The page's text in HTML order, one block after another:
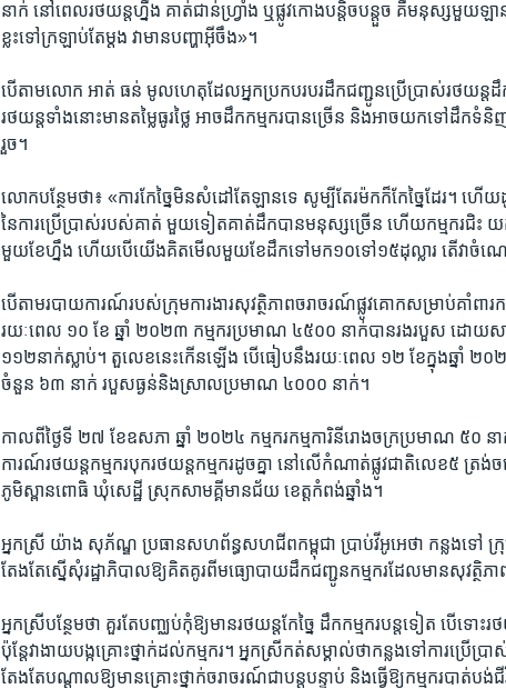
នាក់ ​នៅ​ពេល​រថយន្ត​ហ្នឹង ​គាត់ជាន់​ហ្វ្រាំង ឬ​ផ្លូវ​កោង​បន្តិច​បន្តួច គឺ​មនុស្ស​មួយ​
ខ្លះ​ទៅ​ក្រឡាប់​តែ​ម្តង វា​មាន​បញ្ហា​អ៊ីចឹង»។
បើ​តាម​លោក ​អាត់ ធន់ មូល​ហេតុ​ដែល​អ្នក​ប្រកប​របរ​ដឹក​ជញ្ជូន​ប្រើ​ប្រាស់​រថយន្ត​
រថយន្ត​ទាំង​នោះ​មាន​តម្លៃ​ធូរ​ថ្លៃ ​អាច​ដឹក​កម្មករ​បាន​ច្រើន ​និង​អាច​យក​ទៅ​ដឹក​ទំនិ
រួច។
លោក​បន្ថែម​ថា៖ «ការ​កែច្នៃ​មិន​សំដៅ​តែ​ឡាន​ទេ សូម្បី​តែ​រម៉ក​ក៏​កែច្នៃ​ដែរ។
នៃ​ការ​ប្រើប្រាស់​របស់​គាត់ ​មួ​យទៀត​គាត់​ដឹក​បាន​មនុស្ស​ច្រើន ហើយ​កម្មករ​ជិះ យ
មួយ​ខែ​ហ្នឹង ហើយ​បើ​យើង​គិ​តមើល​មួយ​ខែ​ដឹក​ទៅ​មក​១០​ទៅ​១៥​ដុល្លារ​ តើ​វា​ចំណ
បើ​តាម​របាយ​ការណ៍​របស់​ក្រុម​ការងារ​សុវត្ថិភាព​ចរា​ចរណ៍​ផ្លូវ​គោក​សម្រាប់​គាំពារ​
រយៈ​ពេល​ ១០​ ខែ ឆ្នាំ ២០២៣ ​កម្មករ​ប្រមាណ​ ៤៥០០​ នាក់​បាន​រង​របួស ​ដោយ​ស
១១២​នាក់​ស្លាប់​។ តួលេខ​នេះ​កើន​ឡើង បើ​ធៀប​នឹង​រយៈ​ពេល​ ១២ ​ខែ​ក្នុង​ឆ្នាំ​ ២០
ចំនួន​ ៦៣ ​នាក់ របួស​ធ្ងន់និង​ស្រាល​ប្រមាណ​ ៤០០០ ​នាក់។
កាល​ពី​ថ្ងៃ​ទី​ ២៧ ខែ​ឧសភា ឆ្នាំ​ ២០២៤ កម្មករ​កម្មការិនី​រោងចក្រ​ប្រមាណ ​៥០
ការណ៍​រថយន្ត​កម្មករ​បុក​រថយន្ត​កម្មករ​ដូច​គ្នា នៅ​លើ​កំណាត់​ផ្លូវ​ជាតិលេខ​៥ ​ត្រង់​
ភូមិ​ស្ពាន​ពោធិ ឃុំ​សេដ្ឋី ​ស្រុក​សាមគ្គី​មានជ័យ ខេត្ត​កំពង់​ឆ្នាំង​។
អ្នកស្រី យ៉ាង សុភ័ណ្ឌ ប្រធាន​សហព័ន្ធ​សហជីព​កម្ពុជា​ ប្រាប់​វីអូអេ​ថា​ កន្លង​ទៅ
តែង​តែ​ស្នើ​សុំរដ្ឋា​ភិបាល​ឱ្យ​គិតគូរ​ពី​មធ្យោបាយ​ដឹក​ជញ្ជូន​កម្មករដែល​មាន​សុវត្ថិភា
អ្នកស្រី​បន្ថែម​ថា ​គួរ​តែ​បញ្ឈប់កុំឱ្យ​មាន​រថយន្ដ​កែច្នៃ ដឹក​កម្មករ​បន្ត​ទៀត បើ​ទោះ​
ប៉ុន្តែ​វា​ងាយ​បង្កគ្រោះ​ថ្នាក់​ដល់​កម្មករ​។ អ្នកស្រី​កត់​សម្គាល់​ថា​កន្លង​ទៅ​ការ​ប្រើ
តែង​តែ​បណ្តាល​ឱ្យ​មាន​គ្រោះ​ថ្នាក់​ចរាចរណ៍​ជា​បន្ត​បន្ទាប់ និង​ធ្វើ​ឱ្យ​កម្មករ​បាត់​ប